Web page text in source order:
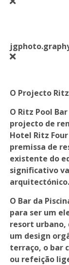
O Projecto
O Ritz Pool
projecto de
Hotel Ritz
premissa de
existente do
significativo
arquitectónico.
O Bar da
para ser um
resort urbano,
um design
terraço, o bar
ou refeição